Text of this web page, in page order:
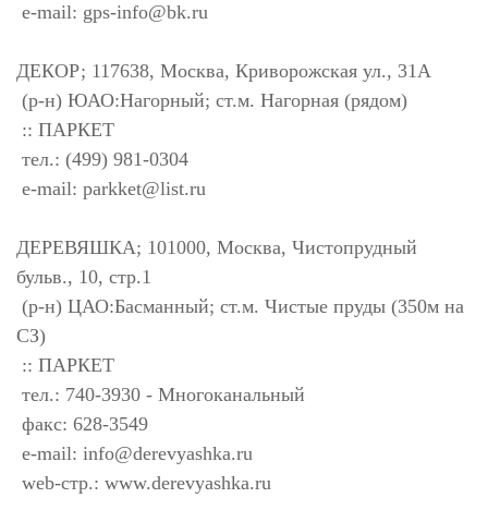
e-mail: gps-info@bk.ru
ДЕКОР; 117638, Москва, Криворожская ул., 31А
(р-н) ЮАО:Нагорный; ст.м. Нагорная (рядом)
:: ПАРКЕТ
тел.: (499) 981-0304
e-mail: parkket@list.ru
ДЕРЕВЯШКА; 101000, Москва, Чистопрудный
бульв., 10, стр.1
(р-н) ЦАО:Басманный; ст.м. Чистые пруды (350м на
СЗ)
:: ПАРКЕТ
тел.: 740-3930 - Многоканальный
факс: 628-3549
e-mail: info@derevyashka.ru
web-стр.: www.derevyashka.ru